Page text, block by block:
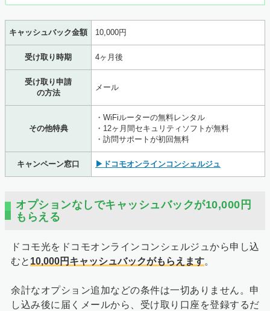
「確認画面へ進む」という赤いボタンを押してください。
キャッシュバック金額 10,000円
受け取り時期 4ヶ月後
受け取り申請
の方法
メール
その他特典
・WiFiルーターの無料レンタル
・12ヶ月間セキュリティソフトが無料
・訪問サポートが初回無料
キャンペーン窓口 ▶ドコモオンラインコンシェルジュ
オプションなしでキャッシュバックが10,000円
もらえる
ドコモ光をドコモオンラインコンシェルジュから申し込
むと 10,000円キャッシュバックがもらえます。
余計なオプション追加などの条件は一切ありません。申
し込み後に届くメールから、受け取り口座を登録するだ